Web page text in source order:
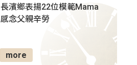
長濱鄉表揚22位模範Mama
感念父親辛勞
more